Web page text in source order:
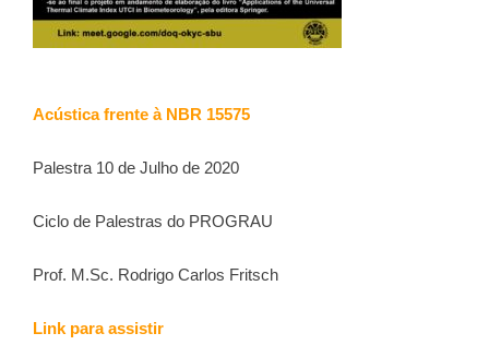
Acústica frente à NBR 15575
Palestra 10 de Julho de 2020
Ciclo de Palestras do PROGRAU
Prof. M.Sc. Rodrigo Carlos Fritsch
Link para assistir